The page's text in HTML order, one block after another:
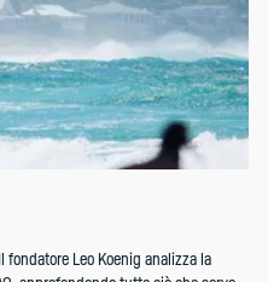
fondatore Leo Koenig analizza la